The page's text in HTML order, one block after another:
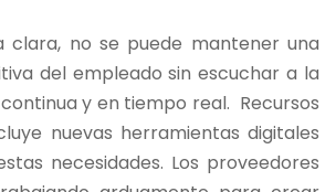
clara, no se puede mantener una
del empleado sin escuchar a la
y en tiempo real. Recursos
nuevas herramientas digitales
necesidades. Los proveedores